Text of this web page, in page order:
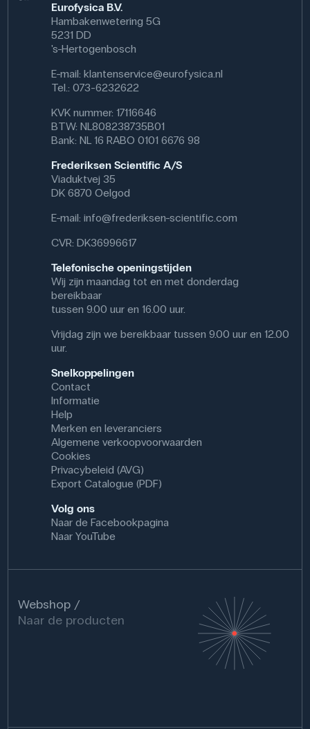
Eurofysica B.V.
Hambakenwetering 5G
5231 DD
's-Hertogenbosch
E-mail:klantenservice@eurofysica.nl
Tel.: 073-6232622
KVK nummer: 17116646
BTW: NL808238735B01
Bank: NL 16 RABO 0101 6676 98
Frederiksen Scientific A/S
Viaduktvej 35
DK 6870 Oelgod
E-mail:info@frederiksen-scientific.com
CVR: DK36996617
Telefonische openingstijden
Wij zijn maandag tot en met donderdag
bereikbaar
tussen 9.00 uur en 16.00 uur.
Vrijdag zijn we bereikbaar tussen 9.00 uur en 12.00
uur.
Snelkoppelingen
Contact
Informatie
Help
Merken en leveranciers
Algemene verkoopvoorwaarden
Cookies
Privacybeleid (AVG)
Export Catalogue (PDF)
Volg ons
Naar de Facebookpagina
Naar YouTube
Webshop
Naar de producten